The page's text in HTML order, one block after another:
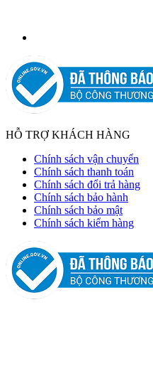
HỖ TRỢ KHÁCH HÀNG
Chính sách vận chuyển
Chính sách thanh toán
Chính sách đổi trả hàng
Chính sách bảo hành
Chính sách bảo mật
Chính sách kiểm hàng